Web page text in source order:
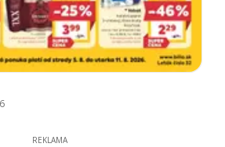
REKLAMA